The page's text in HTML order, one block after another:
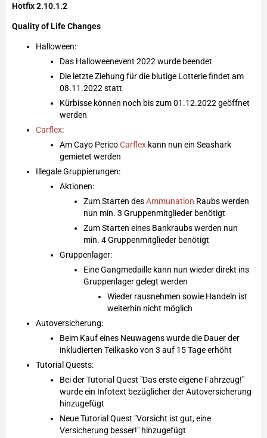
Hotfix 2.10.1.2
Quality of Life Changes
Halloween:
Das Halloweenevent 2022 wurde beendet
Die letzte Ziehung für die blutige Lotterie findet am
08.11.2022 statt
Kürbisse können noch bis zum 01.12.2022 geöffnet
werden
Carflex:
Am Cayo PericoCarflex kann nun ein Seashark
gemietet werden
Illegale Gruppierungen:
Aktionen:
Zum Starten desAmmunation Raubs werden
nun min. 3 Gruppenmitglieder benötigt
Zum Starten eines Bankraubs werden nun
min. 4 Gruppenmitglieder benötigt
Gruppenlager:
Eine Gangmedaille kann nun wieder direkt ins
Gruppenlager gelegt werden
Wieder rausnehmen sowie Handeln ist
weiterhin nicht möglich
Autoversicherung:
Beim Kauf eines Neuwagens wurde die Dauer der
inkludierten Teilkasko von 3 auf 15 Tage erhöht
Tutorial Quests:
Bei der Tutorial Quest "Das erste eigene Fahrzeug!"
wurde ein Infotext bezüglicher der Autoversicherung
hinzugefügt
Neue Tutorial Quest "Vorsicht ist gut, eine
Versicherung besser!" hinzugefügt